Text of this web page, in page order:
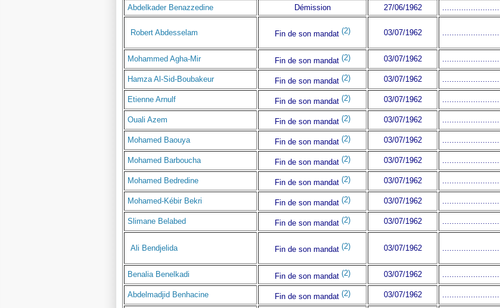
Abdelkader Benazzedine
Démission 27/06/1962
Robert Abdesselam Fin de son mandat (2) 03/07/1962
Mohammed Agha-Mir Fin de son mandat (2) 03/07/1962
Hamza Al-Sid-Boubakeur Fin de son mandat (2) 03/07/1962
Etienne Arnulf Fin de son mandat (2) 03/07/1962
Ouali Azem Fin de son mandat (2) 03/07/1962
Mohamed Baouya Fin de son mandat (2) 03/07/1962
Mohamed Barboucha Fin de son mandat (2) 03/07/1962
Mohamed Bedredine Fin de son mandat (2) 03/07/1962
Mohamed-Kébir Bekri Fin de son mandat (2) 03/07/1962
Slimane Belabed Fin de son mandat (2) 03/07/1962
Ali Bendjelida Fin de son mandat (2) 03/07/1962
Benalia Benelkadi Fin de son mandat (2) 03/07/1962
Abdelmadjid Benhacine Fin de son mandat (2) 03/07/1962